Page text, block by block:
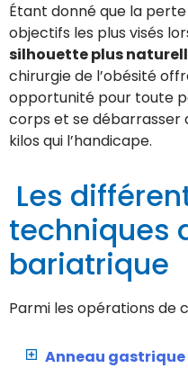
Étant donné que la perte
objectifs les plus visés
silhouette plus
chirurgie de l’obésité
opportunité pour toute
corps et se débarrasser
kilos qui l’handicape.
Les
techniques
bariatrique
Parmi les opérations de
Anneau gastrique